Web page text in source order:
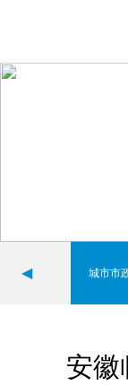
团队建设
◀ 城市市
安徽